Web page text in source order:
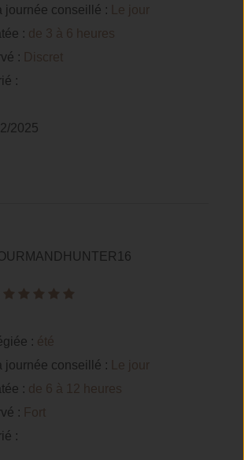
journée conseillé :
Le jour
: de 3 à 6 heures
: Discret
:
2025
: été
journée conseillé :
Le jour
: de 6 à 12 heures
: Fort
: